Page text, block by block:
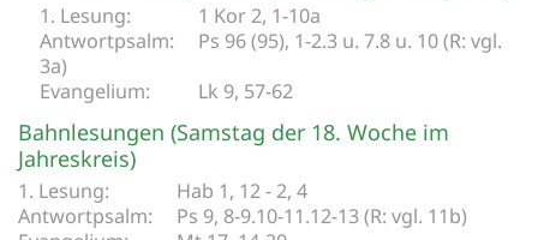
1 Kor 2, 1-10a
Ps 96 (95), 1-2.3 u. 7.8 u. 10 (R: vgl.
3a)
Lk 9, 57-62
Bahnlesungen (Samstag der 18. Woche im
Jahreskreis)
Hab 1, 12 - 2, 4
Ps 9, 8-9.10-11.12-13 (R: vgl. 11b)